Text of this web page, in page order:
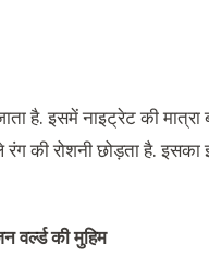
है. इसमें नाइट्रेट की
रंग की रोशनी छोड़ता है.
वर्ल्ड की मुहिम